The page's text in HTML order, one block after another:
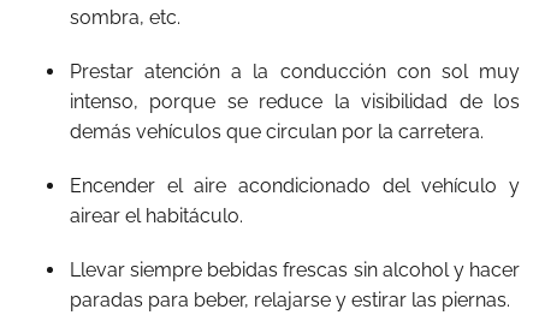
sombra, etc.
Prestar atención a la conducción con sol muy
intenso, porque se reduce la visibilidad de los
demás vehículos que circulan por la carretera.
Encender el aire acondicionado del vehículo y
airear el habitáculo.
Llevar siempre bebidas frescas sin alcohol y hacer
paradas para beber, relajarse y estirar las piernas.